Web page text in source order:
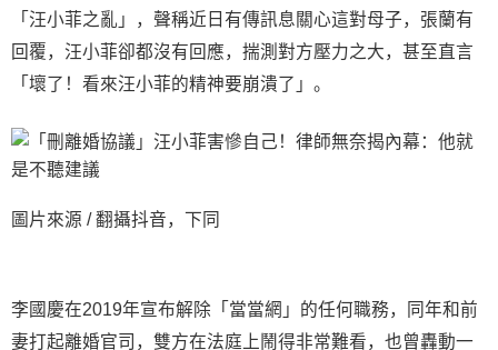
「汪小菲之亂」，聲稱近日有傳訊息關心這對母子，張蘭有
回覆，汪小菲卻都沒有回應，揣測對方壓力之大，甚至直言
「壞了！看來汪小菲的精神要崩潰了」。
圖片來源 / 翻攝抖音，下同
李國慶在2019年宣布解除「當當網」的任何職務，同年和前
妻打起離婚官司，雙方在法庭上鬧得非常難看，也曾轟動一